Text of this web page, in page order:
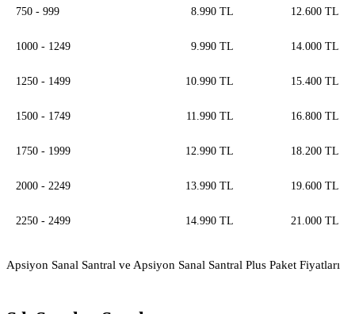
750 - 999 8.990 TL 12.600 TL
1000 - 1249 9.990 TL 14.000 TL
1250 - 1499 10.990 TL 15.400 TL
1500 - 1749 11.990 TL 16.800 TL
1750 - 1999 12.990 TL 18.200 TL
2000 - 2249 13.990 TL 19.600 TL
2250 - 2499 14.990 TL 21.000 TL
Apsiyon Sanal Santral ve Apsiyon Sanal Santral Plus Paket Fiyatları